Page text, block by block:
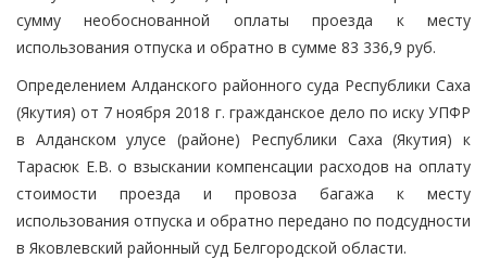
сумму необоснованной оплаты проезда к месту
использования отпуска и обратно в сумме 83 336,9 руб.
Определением Алданского районного суда Республики Саха
(Якутия) от 7 ноября 2018 г. гражданское дело по иску УПФР
в Алданском улусе (районе) Республики Саха (Якутия) к
Тарасюк Е.В. о взыскании компенсации расходов на оплату
стоимости проезда и провоза багажа к месту
использования отпуска и обратно передано по подсудности
в Яковлевский районный суд Белгородской области.